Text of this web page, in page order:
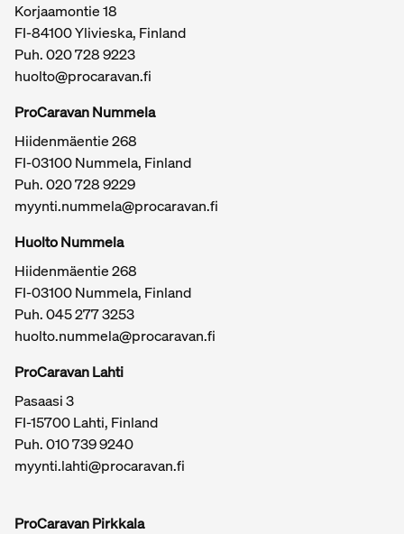
Tärkeitä linkkejä / sivukartta
Korjaamontie 18
FI-84100 Ylivieska, Finland
Puh.020 728 9223
huolto@procaravan.fi
ProCaravan Nummela
Hiidenmäentie 268
FI-03100 Nummela, Finland
Puh.020 728 9229
myynti.nummela@procaravan.fi
Huolto Nummela
Hiidenmäentie 268
FI-03100 Nummela, Finland
Puh. 045 277 3253
huolto.nummela@procaravan.fi
ProCaravan Lahti
Pasaasi 3
FI-15700 Lahti, Finland
Puh.010 739 9240
myynti.lahti@procaravan.fi
ProCaravan Pirkkala